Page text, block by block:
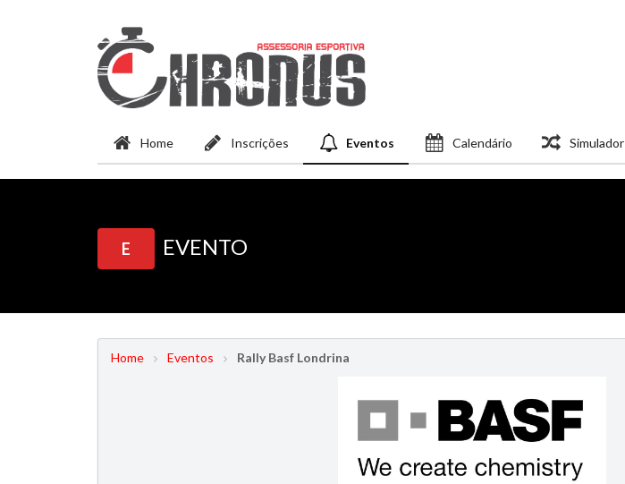
Home Inscrições Eventos Calendário Simulador
E EVENTO
Home Eventos Rally Basf Londrina